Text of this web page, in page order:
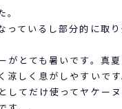
ているし部分的に取
とても暑いです。真
しく息がしやすいです
てだけ使ってヤケーヌ